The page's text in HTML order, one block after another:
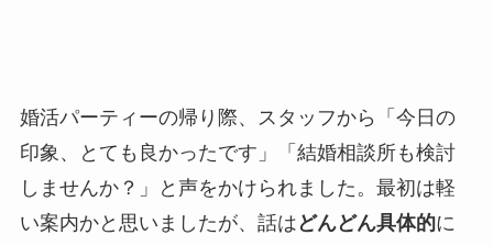
婚活パーティーの帰り際、スタッフから「今日の
印象、とても良かったです」「結婚相談所も検討
しませんか？」と声をかけられました。最初は軽
い案内かと思いましたが、話は どんどん具体的に